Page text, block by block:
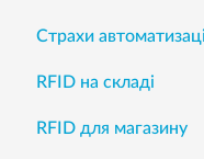
Страхи
RFID на складі
RFID для магазину